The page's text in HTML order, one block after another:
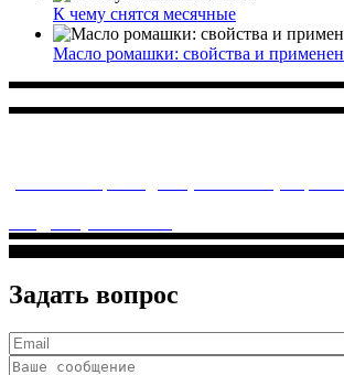
К чему снятся месячные
Масло ромашки: свойства и
Задать вопрос